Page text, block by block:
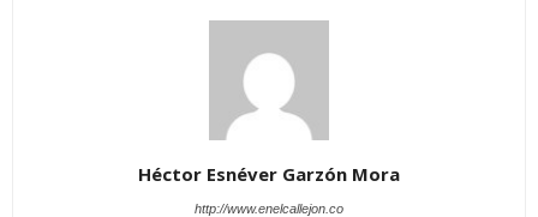
Héctor Esnéver Garzón Mora
http://www.enelcallejon.co